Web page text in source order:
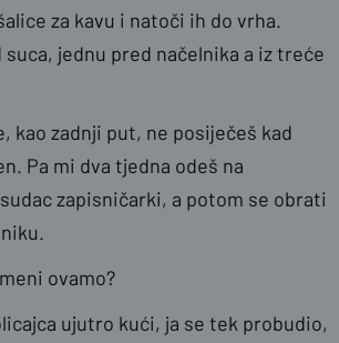
za kavu i natoči ih do vrha.
jednu pred načelnika a iz treće
kao zadnji put, ne posiječeš kad
Pa mi dva tjedna odeš na
zapisničarki, a potom se obrati
ovamo?
ujutro kući, ja se tek probudio,